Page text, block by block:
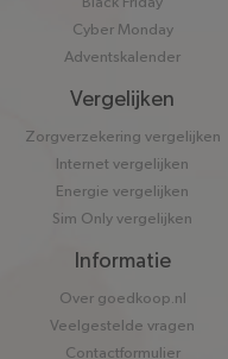
Cyber Monday
Adventskalender
Vergelijken
Zorgverzekering vergelijken
Internet vergelijken
Energie vergelijken
Sim Only vergelijken
Informatie
Over goedkoop.nl
Veelgestelde vragen
Contactformulier